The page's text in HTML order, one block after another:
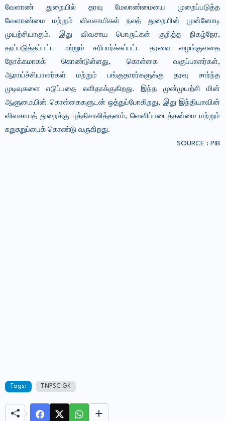
வேளாண் துறையில் தரவு மேலாண்மையை முறைப்படுத்த
வேளாண்மை மற்றும் விவசாயிகள் நலத் துறையின் முன்னோடி
முயற்சியாகும். இது விவசாய பொருட்கள் குறித்த நிகழ்நேர,
தரப்படுத்தப்பட்ட மற்றும் சரிபார்க்கப்பட்ட தரவை வழங்குவதை
நோக்கமாகக் கொண்டுள்ளது, கொள்கை வகுப்பாளர்கள்,
ஆராய்ச்சியாளர்கள் மற்றும் பங்குதாரர்களுக்கு தரவு சார்ந்த
முடிவுகளை எடுப்பதை எளிதாக்குகிறது. இந்த முன்முயற்சி மின்
ஆளுமையின் கொள்கைகளுடன் ஒத்துப்போகிறது, இது இந்தியாவின்
விவசாயத் துறைக்கு புத்திசாலித்தனம், வெளிப்படைத்தன்மை மற்றும்
சுறுசுறுப்பைக் கொண்டு வருகிறது.
SOURCE : PIB
Tags: TNPSC GK